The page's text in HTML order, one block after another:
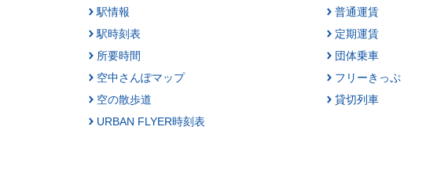
駅情報
駅時刻表
所要時間
空中さんぽマップ
空の散歩道
URBAN FLYER時刻表
普通運賃
定期運賃
団体乗車
フリーきっぷ
貸切列車